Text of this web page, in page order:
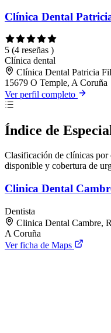
Clínica Dental
5 (4 reseñas )
Clínica dental
Clínica Dental Patricia
15679 O Temple, A Coruña
Ver perfil completo
Índice de
Clasificación de clínicas por
disponible y cobertura de
Clinica Dental
Dentista
Clinica Dental Cambre,
A Coruña
Ver ficha de Maps